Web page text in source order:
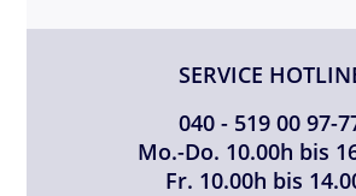
SERVICE
040 - 519 00 97-
Mo.-Do. 10.00h bis
Fr. 10.00h bis